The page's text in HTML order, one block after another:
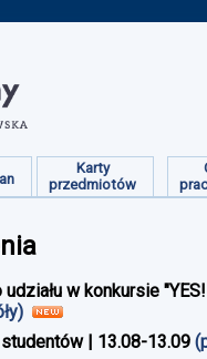
Karty
przedmiotów
w konkursie
| 13.08-13.09